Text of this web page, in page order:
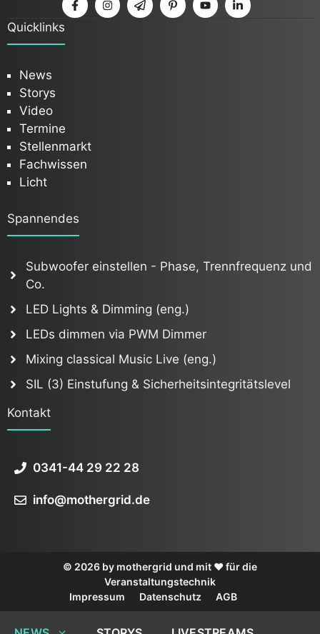
Quicklinks
News
Storys
Video
Termine
Stellenmarkt
Fachwissen
Licht
Spannendes
Subwoofer einstellen - Phase, Trennfrequenz und
Co.
LED Lights & Dimming (eng.)
LEDs dimmen via PWM Dimmer
Mixing classical Music Live (eng.)
SIL (3) Einstufung & Sicherheitsintegritätslevel
Kontakt
0341-44 29 22 28
info@mothergrid.de
© 2026 by mothergrid und mit ❤️ für die
Veranstaltungstechnik
Impressum
Datenschutz AGB